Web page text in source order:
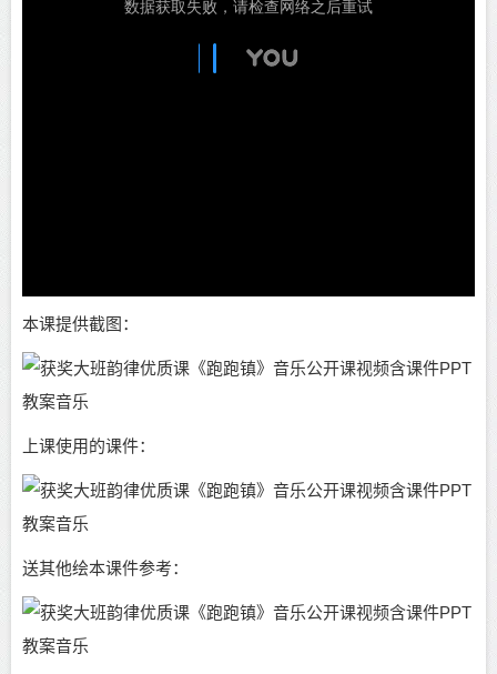
本课提供截图：
上课使用的课件：
送其他绘本课件参考：